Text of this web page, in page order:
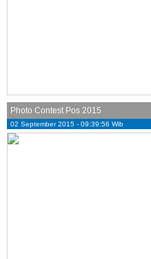
Photo Contest Pos 2015
02 September 2015 - 09:39:56 Wib